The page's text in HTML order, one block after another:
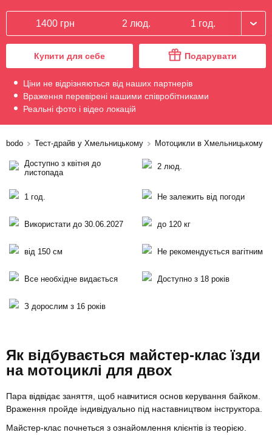
1400 грн 2 люд. 1 год.
Купити для себе Подарувати
Ціни не відрізняються від наших партнерів
Враження перевірені нашими співробітниками
Реальні фото і відео локацій
bodo Тест-драйв у Хмельницькому Мотоцикли в Хмельницькому
Доступно з квітня до
листопада
2 люд.
1 год. Не залежить від погоди
Використати до 30.06.2027 до 120 кг
від 150 см Не рекомендується вагітним
Все необхідне видається Доступно з 18 років
З дорослим з 16 років
Як відбувається майстер-клас їзди
на мотоциклі для двох
Пара відвідає заняття, щоб навчитися основ керування байком.
Враження пройде індивідуально під наставництвом інструктора.
Майстер-клас почнеться з ознайомлення клієнтів із теорією.